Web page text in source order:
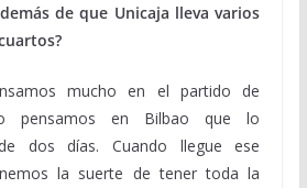
de que Unicaja lleva varios
mucho en el partido de
pensamos en Bilbao que lo
dos días. Cuando llegue ese
la suerte de tener toda la